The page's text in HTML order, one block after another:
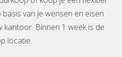
van je wensen en eisen
kantoor. Binnen 1 week is de
locatie.